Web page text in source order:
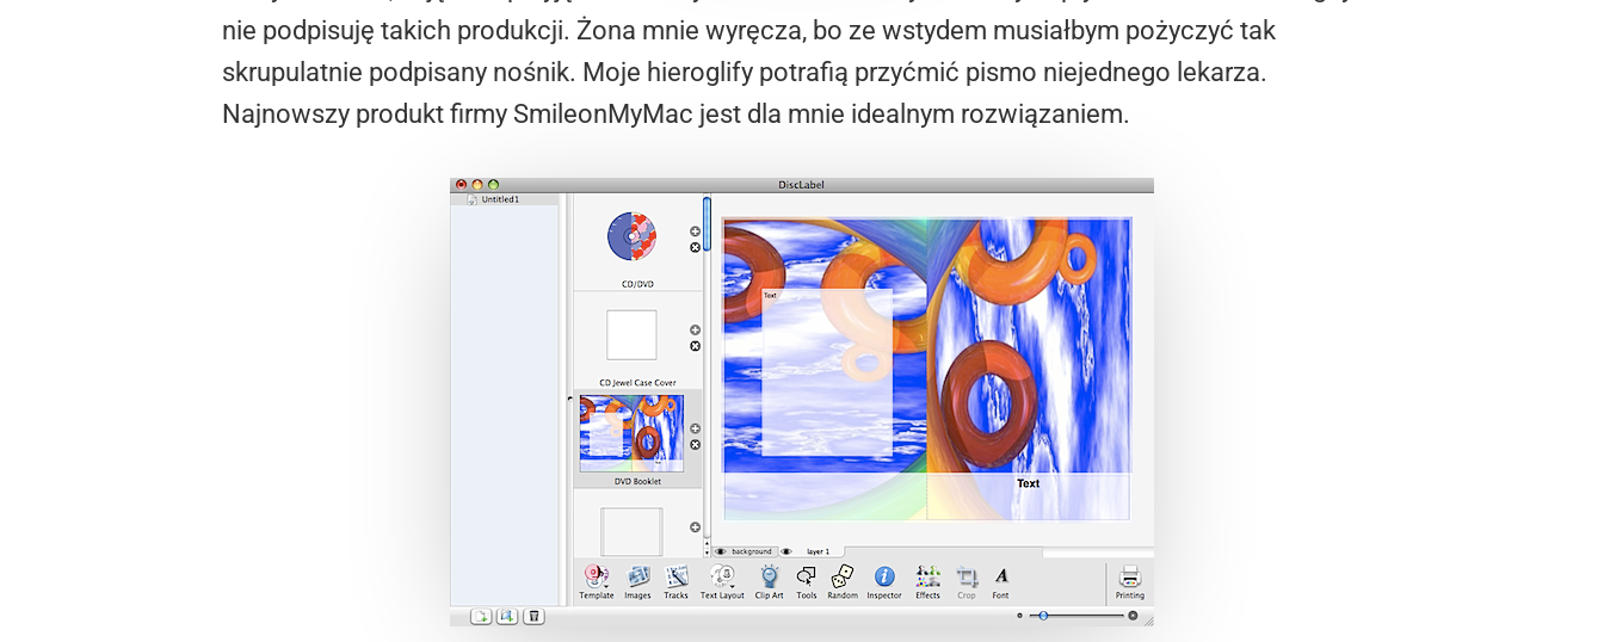
nie podpisuję takich produkcji. Żona mnie wyręcza, bo ze wstydem musiałbym pożyczyć tak
skrupulatnie podpisany nośnik. Moje hieroglify potrafią przyćmić pismo niejednego lekarza.
Najnowszy produkt firmy SmileonMyMac jest dla mnie idealnym rozwiązaniem.